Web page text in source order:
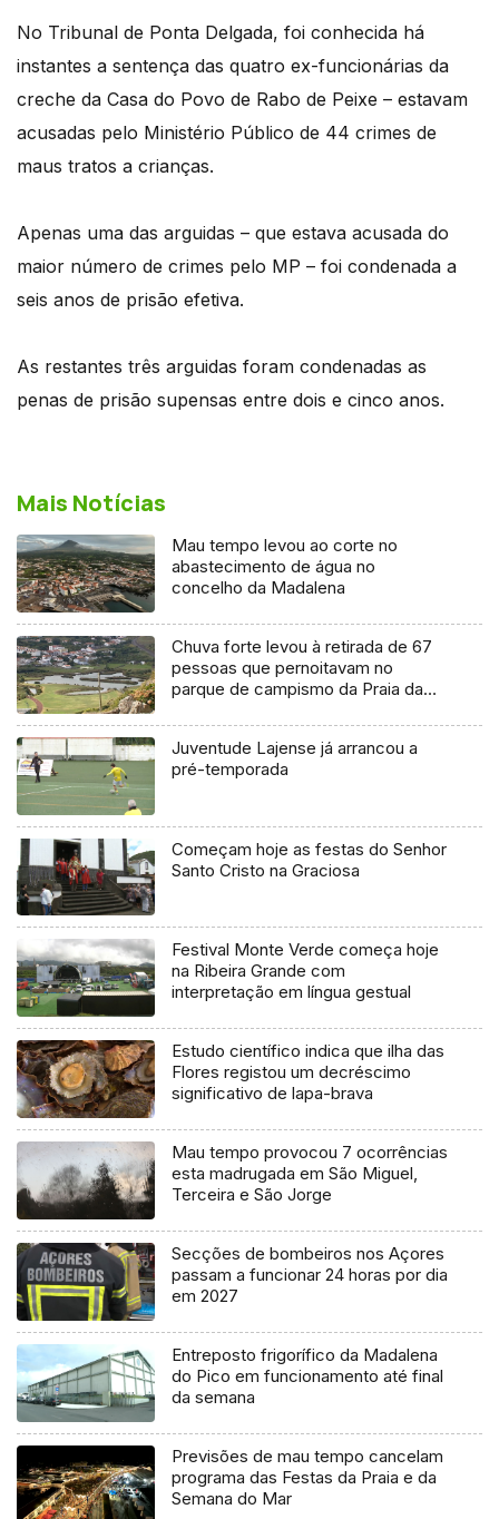
No Tribunal de Ponta Delgada, foi conhecida há
instantes a sentença das quatro ex-funcionárias da
creche da Casa do Povo de Rabo de Peixe – estavam
acusadas pelo Ministério Público de 44 crimes de
maus tratos a crianças.
Apenas uma das arguidas – que estava acusada do
maior número de crimes pelo MP – foi condenada a
seis anos de prisão efetiva.
As restantes três arguidas foram condenadas as
penas de prisão supensas entre dois e cinco anos.
Mais Notícias
Mau tempo levou ao corte no
abastecimento de água no
concelho da Madalena
Chuva forte levou à retirada de 67
pessoas que pernoitavam no
parque de campismo da Praia da
Juventude Lajense já arrancou a
pré-temporada
Começam hoje as festas do Senhor
Santo Cristo na Graciosa
Festival Monte Verde começa hoje
na Ribeira Grande com
interpretação em língua gestual
Estudo científico indica que ilha das
Flores registou um decréscimo
significativo de lapa-brava
Mau tempo provocou 7 ocorrências
esta madrugada em São Miguel,
Terceira e São Jorge
Secções de bombeiros nos Açores
passam a funcionar 24 horas por dia
em 2027
Entreposto frigorífico da Madalena
do Pico em funcionamento até final
da semana
Previsões de mau tempo cancelam
programa das Festas da Praia e da
Semana do Mar